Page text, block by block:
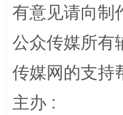
有意见请向制
公众传媒所有
传媒网的支持
主办 :